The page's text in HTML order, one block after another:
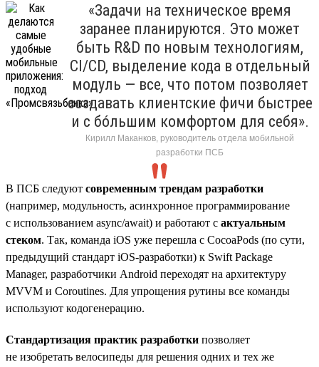
«Задачи на техническое время
заранее планируются. Это может
быть R&D по новым технологиям,
CI/CD, выделение кода в отдельный
модуль — все, что потом позволяет
создавать клиентские фичи быстрее
и с бóльшим комфортом для себя».
Кирилл Маканков, руководитель отдела мобильной
разработки ПСБ
В ПСБ следуют современным трендам разработки
(например, модульность, асинхронное программирование
с использованием async/await) и работают с актуальным
стеком. Так, команда iOS уже перешла с CocoaPods (по сути,
предыдущий стандарт iOS-разработки) к Swift Package
Manager, разработчики Android переходят на архитектуру
MVVM и Coroutines. Для упрощения рутины все команды
используют кодогенерацию.
Стандартизация практик разработки позволяет
не изобретать велосипеды для решения одних и тех же